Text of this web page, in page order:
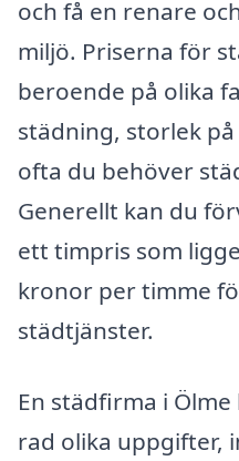
och få en renare
miljö. Priserna för
beroende på olika
städning, storlek
ofta du behöver
Generellt kan du
ett timpris som
kronor per timme
städtjänster.
En städfirma i
rad olika uppgifter,